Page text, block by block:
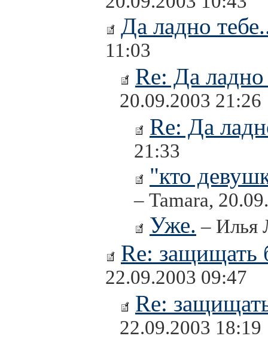
Да ладно
11:03
Re: Да ладно
20.09.2003 21:26
Re: Да
21:33
"кто
– Tamara,
Уже. – Илья
Re: защищать
22.09.2003 09:47
Re:
22.09.2003 18:19